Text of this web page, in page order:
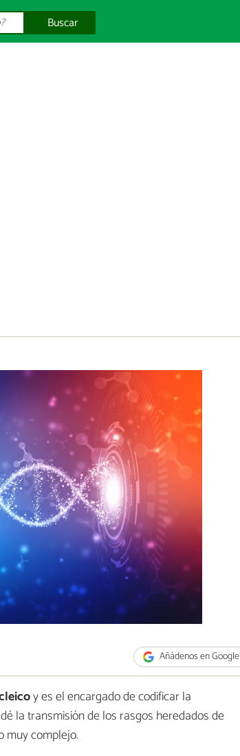
Buscar
Añádenos en Google
y es el encargado de codificar la
la transmisión de los rasgos heredados de
muy complejo.